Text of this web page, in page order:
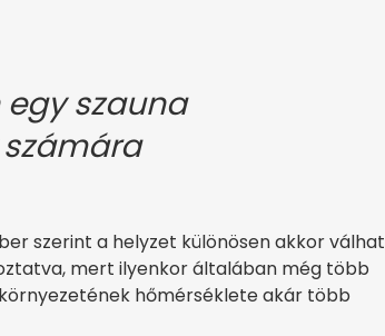
szauna
szerint a helyzet különösen akkor válhat
mert ilyenkor általában még több
hőmérséklete akár több